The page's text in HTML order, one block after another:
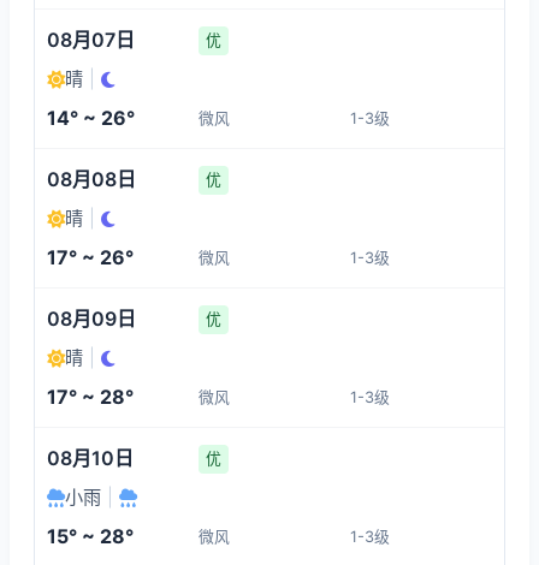
26°
1-3
25°
1-3 1-3
21:00
20°
22:00
1-3
08月07日 优
晴
14° ~ 26° 微风 1-3级
08月08日 优
晴
17° ~ 26° 微风 1-3级
08月09日 优
晴
17° ~ 28° 微风 1-3级
08月10日 优
小雨
15° ~ 28° 微风 1-3级